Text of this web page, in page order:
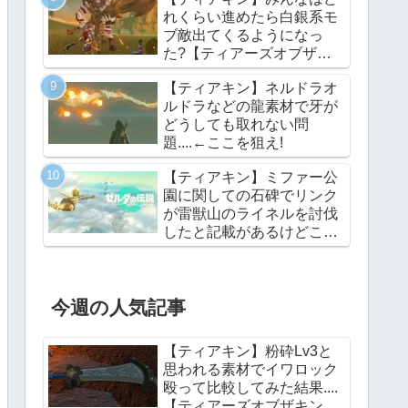
れくらい進めたら白銀系モ
ブ敵出てくるようになっ
た?【ティアーズオブザキ
ングダム】
【ティアキン】ネルドラオ
ルドラなどの龍素材で牙が
どうしても取れない問
題....←ここを狙え!
【ティアキン】ミファー公
園に関しての石碑でリンク
が雷獣山のライネルを討伐
したと記載があるけどこれ
っていつの話?【ティアー
今週の人気記事
【ティアキン】粉砕Lv3と
思われる素材でイワロック
殴って比較してみた結果....